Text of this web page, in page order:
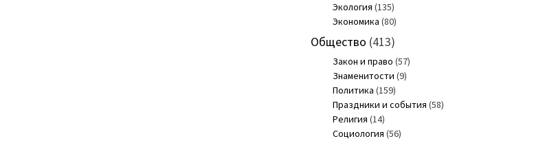
Экология (135)
Экономика (80)
Общество (413)
Закон и право (57)
Знаменитости (9)
Политика (159)
Праздники и события (58)
Религия (14)
Социология (56)